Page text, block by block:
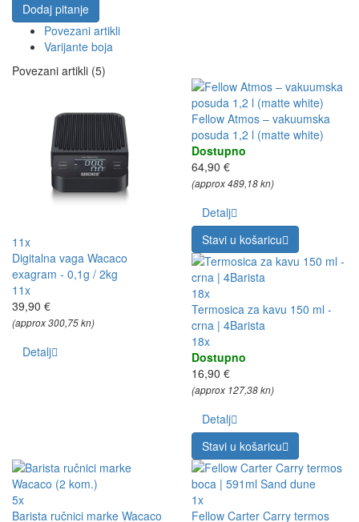
Dodaj pitanje
Povezani artikli
Varijante boja
Povezani artikli (5)
11x
Digitalna vaga Wacaco
exagram - 0,1g / 2kg
11x
39,90 €
(approx 300,75 kn)
Detalj
Fellow Atmos – vakuumska
posuda 1,2 l (matte white)
Dostupno
64,90 €
(approx 489,18 kn)
Detalj
Stavi u košaricu
18x
Termosica za kavu 150 ml -
crna | 4Barista
18x
Dostupno
16,90 €
(approx 127,38 kn)
Detalj
Stavi u košaricu
5x
Barista ručnici marke Wacaco
1x
Fellow Carter Carry termos